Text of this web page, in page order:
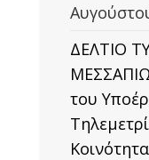
ΔΕΛΤΙΟ
του